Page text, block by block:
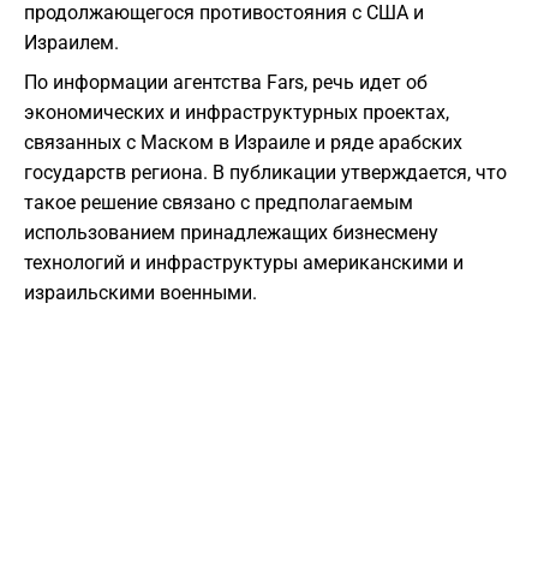
продолжающегося противостояния с США и
Израилем.
По информации агентства Fars, речь идет об
экономических и инфраструктурных проектах,
связанных с Маском в Израиле и ряде арабских
государств региона. В публикации утверждается, что
такое решение связано с предполагаемым
использованием принадлежащих бизнесмену
технологий и инфраструктуры американскими и
израильскими военными.